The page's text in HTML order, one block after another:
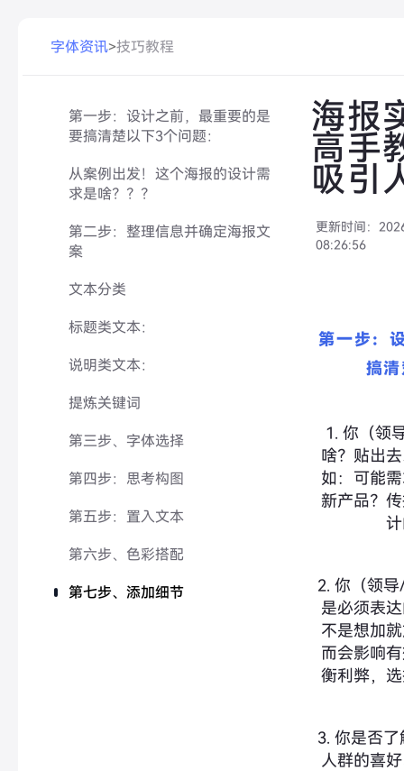
字体资讯>技巧教程
第一步：设计之前，最重要的是
要搞清楚以下3个问题：
从案例出发！这个海报的设计需
求是啥？？？
第二步：整理信息并确定海报文
案
文本分类
标题类文本：
说明类文本：
提炼关键词
第三步、字体选择
第四步：思考构图
第五步：置入文本
第六步、色彩搭配
第七步、添加细节
海报
高手
吸引
更新时间：
08:26:56
第一步：
搞
1. 你（领
啥？贴出
如：可能
新产品？
2. 你（领
是必须表
不是想加
而会影响
衡利弊，
3. 你是否
人群的喜